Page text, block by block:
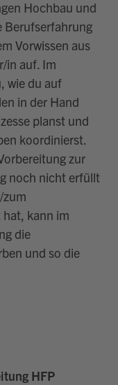
Hochbau und
Berufserfahrung
Vorwissen aus
in auf. Im
wie du auf
in der Hand
planst und
koordinierst.
zur
noch nicht erfüllt
zum
kann im
die
und so die
HFP